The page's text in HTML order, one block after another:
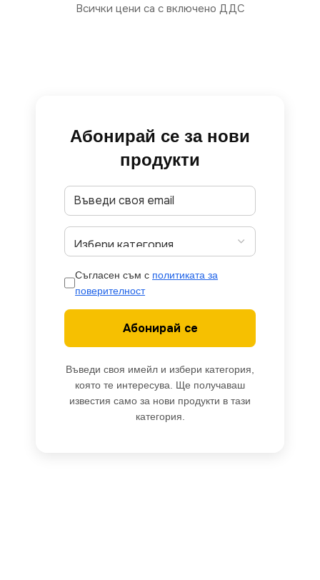
Всички цени са с включено ДДС
Абонирай се за нови
продукти
Съгласен съм с политиката за
поверителност
Абонирай се
Въведи своя имейл и избери категория,
която те интересува. Ще получаваш
известия само за нови продукти в тази
категория.